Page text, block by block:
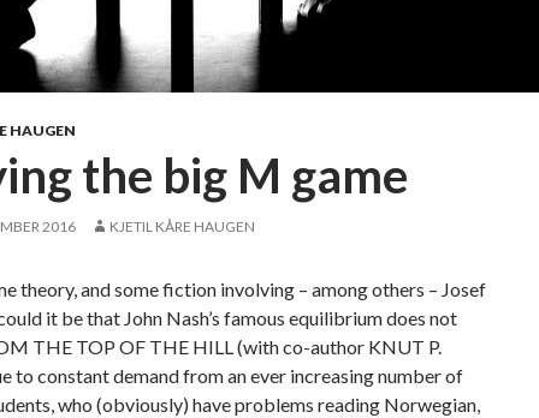
HAUGEN
the big M game
2016 KJETIL KÅRE HAUGEN
theory, and some fiction involving – among others – Josef
it be that John Nash’s famous equilibrium does not
THE TOP OF THE HILL (with co-author KNUT P.
to constant demand from an ever increasing number of
who (obviously) have problems reading Norwegian,